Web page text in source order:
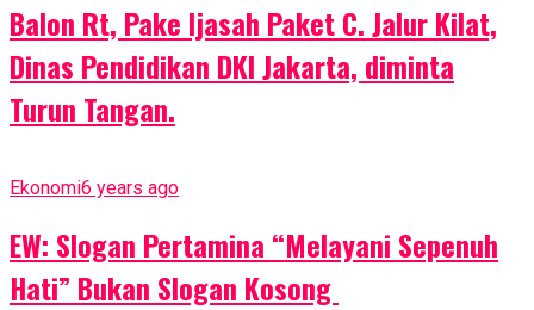
Balon Rt, Pake Ijasah Paket C. Jalur Kilat,
Dinas Pendidikan DKI Jakarta, diminta
Turun Tangan.
Ekonomi6 years ago
EW: Slogan Pertamina “Melayani Sepenuh
Hati” Bukan Slogan Kosong